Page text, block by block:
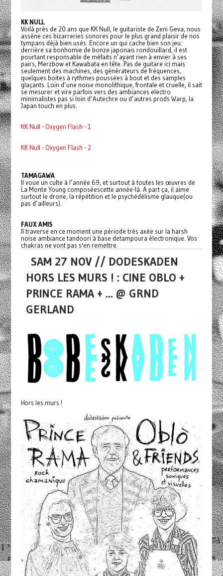
KK NULL
Voilà près de 20 ans que KK Null, le guitariste de Zeni Geva, nous
assène ces bizarreries sonores pour le plus grand plaisir de nos
tympans déjà bien usés. Encore un qui cache bien son jeu:
derrière sa bonhomie de bonze japonais rondouillard, il est
pourtant responsable de méfaits n’ayant rien à envier à ses
pairs, Merzbow et Kawabata en tête. Pas de guitare ici mais
seulement des machines, des générateurs de fréquences,
quelques boites à rythmes poussées à bout et des samples
glaçants. Loin d’une noise monolithique, frontale et cruelle, il sait
se mesurer et vire parfois vers des ambiances electro
minimalistes pas si loin d’Autechre ou d’autres prods Warp, la
Japan touch en plus.
KK Null - Oxygen Flash - 1
KK Null - Oxygen Flash - 2
TAMAGAWA
Il voue un culte à l’année 69, et surtout à toutes les œuvres de
La Monte Young composéescette année-là. A part ça, il aime
surtout le drone, la répétition et le psychédélisme glauque(ou
pas d’ailleurs).
FAUX AMIS
Il traverse en ce moment une période très axée sur la harsh
noise ambiance tandoori à base detampoura électronique. Vos
chakras ne vont pas s'en remettre.
SAM 27 NOV // DODESKADEN
HORS LES MURS ! : CINE OBLO +
PRINCE RAMA + ... @ GRND
GERLAND
Hors les murs !